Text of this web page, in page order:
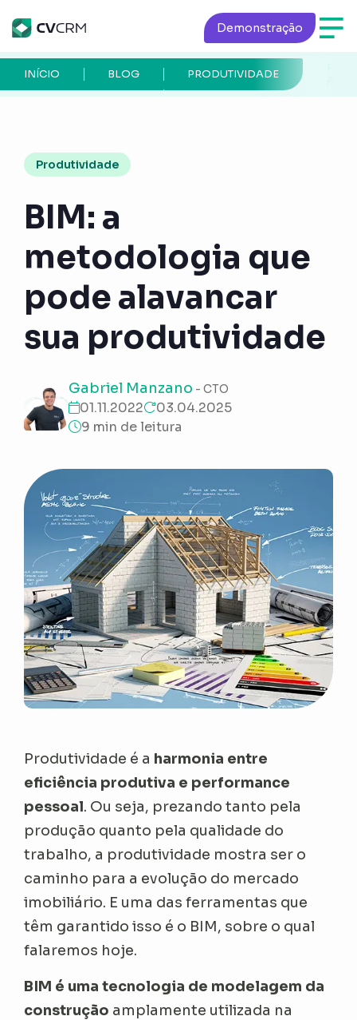
Demonstração
PRODUTIVIDADE
BLOG
INÍCIO
Produtividade
BIM: a
metodologia que
pode alavancar
sua produtividade
Gabriel Manzano - CTO
01.11.2022
03.04.2025
9 min de leitura
Produtividade é a harmonia entre
eficiência produtiva e performance
pessoal. Ou seja, prezando tanto pela
produção quanto pela qualidade do
trabalho, a produtividade mostra ser o
caminho para a evolução do mercado
imobiliário. E uma das ferramentas que
têm garantido isso é o BIM, sobre o qual
falaremos hoje.
BIM é uma tecnologia de modelagem da
construção amplamente utilizada na